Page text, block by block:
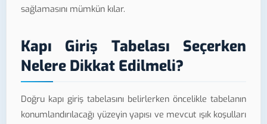
sağlamasını mümkün kılar.
Kapı Giriş Tabelası Seçerken
Nelere Dikkat Edilmeli?
Doğru kapı giriş tabelasını belirlerken öncelikle tabelanın
konumlandırılacağı yüzeyin yapısı ve mevcut ışık koşulları